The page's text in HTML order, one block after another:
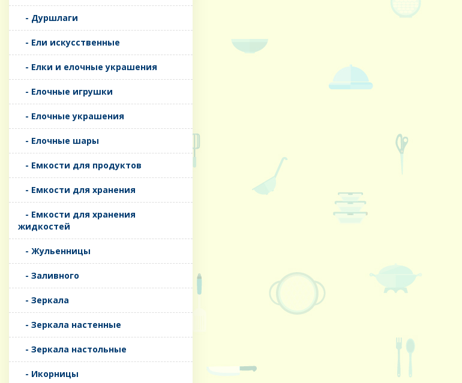
- Дуршлаги
- Ели искусственные
- Елки и елочные украшения
- Елочные игрушки
- Елочные украшения
- Елочные шары
- Емкости для продуктов
- Емкости для хранения
- Емкости для хранения
жидкостей
- Жульенницы
- Заливного
- Зеркала
- Зеркала настенные
- Зеркала настольные
- Икорницы